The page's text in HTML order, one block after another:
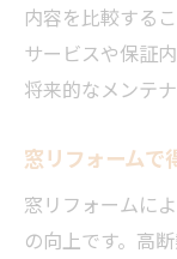
内容を比較する
サービスや保証
将来的なメンテ
窓リフォームで
窓リフォームに
の向上です。高